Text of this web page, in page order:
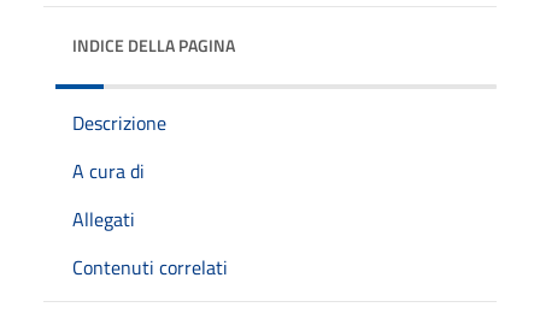
INDICE DELLA PAGINA
Descrizione
A cura di
Allegati
Contenuti correlati